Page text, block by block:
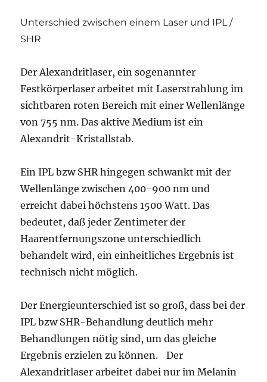
Unterschied zwischen einem Laser und IPL /
SHR
Der Alexandritlaser, ein sogenannter
Festkörperlaser arbeitet mit Laserstrahlung im
sichtbaren roten Bereich mit einer Wellenlänge
von 755 nm. Das aktive Medium ist ein
Alexandrit-Kristallstab.
Ein IPL bzw SHR hingegen schwankt mit der
Wellenlänge zwischen 400-900 nm und
erreicht dabei höchstens 1500 Watt. Das
bedeutet, daß jeder Zentimeter der
Haarentfernungszone unterschiedlich
behandelt wird, ein einheitliches Ergebnis ist
technisch nicht möglich.
Der Energieunterschied ist so groß, dass bei der
IPL bzw SHR-Behandlung deutlich mehr
Behandlungen nötig sind, um das gleiche
Ergebnis erzielen zu können. Der
Alexandritlaser arbeitet dabei nur im Melanin